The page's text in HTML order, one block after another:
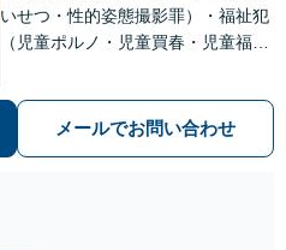
いせつ・性的姿態撮影罪）・福祉犯
（児童ポルノ・児童買春・児童福祉
等）に非常に詳しい弁護士です
メールでお問い合わせ